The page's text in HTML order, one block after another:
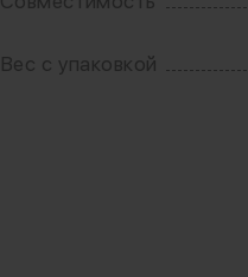
Вес с упаковкой